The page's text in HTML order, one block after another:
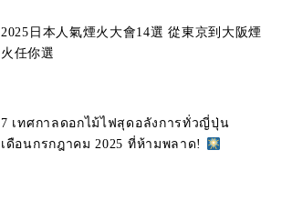
2025日本人氣煙火大會14選 從東京到大阪煙
火任你選
7 เทศกาลดอกไม้ไฟสุดอลังการทั่วญี่ปุ่น
เดือนกรกฎาคม 2025 ที่ห้ามพลาด!